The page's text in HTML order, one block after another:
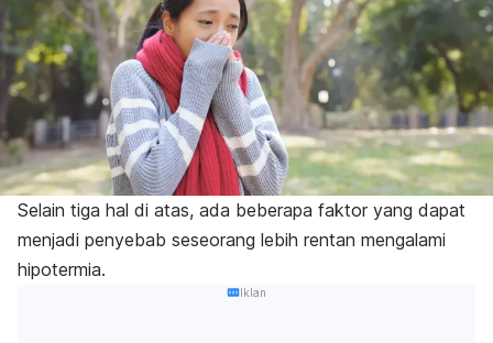
Selain tiga hal di atas, ada beberapa faktor yang dapat
menjadi penyebab seseorang lebih rentan mengalami
hipotermia.
Iklan